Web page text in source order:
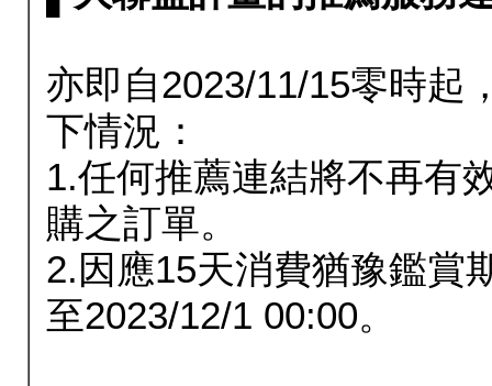
亦即自2023/11/15零時起
下情況：
1.任何推薦連結將不再有
購之訂單。
2.因應15天消費猶豫鑑賞
至2023/12/1 00:00。